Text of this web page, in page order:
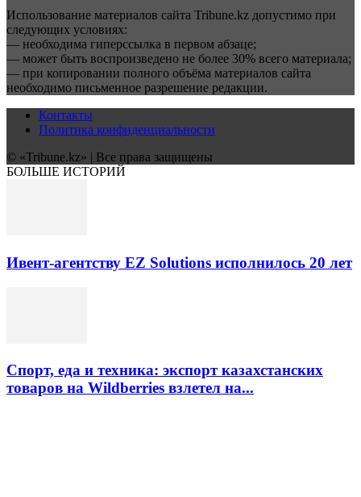
Использование материалов сайта Tribune.kz допустимо при
следующих условиях:
— необходима гиперссылка в первом абзаце;
— может быть воспроизведено не более 30% всего материала;
— при копировании полного объёма материалов сайта
необходимо письменное разрешение редакции.
Контакты
Политика конфиденциальности
© «Tribune.kz» | Все права защищены
БОЛЬШЕ ИСТОРИЙ
Ивент-агентству EZ Solutions исполнилось 20 лет
Спорт, еда и техника: экспорт казахстанских
товаров на Wildberries взлетел на...